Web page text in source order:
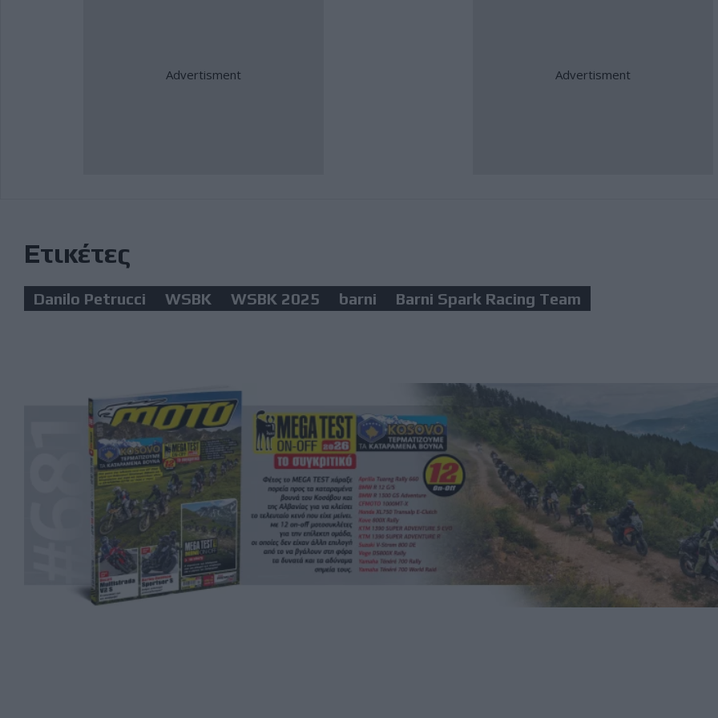
Ετικέτες
Danilo Petrucci WSBK WSBK 2025 barni Barni Spark Racing Team